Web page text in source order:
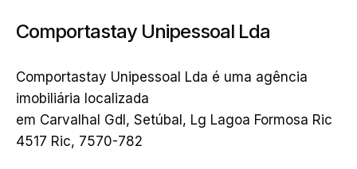
Comportastay Unipessoal Lda
Comportastay Unipessoal Lda é uma agência
imobiliária localizada
em Carvalhal Gdl, Setúbal, Lg Lagoa Formosa Ric
4517 Ric, 7570-782